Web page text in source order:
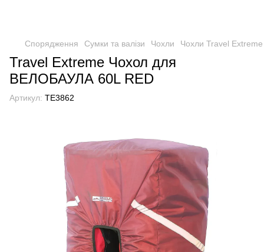
Спорядження Сумки та валізи Чохли Чохли Travel Extreme
Travel Extreme Чохол для
ВЕЛОБАУЛА 60L RED
Артикул: TE3862